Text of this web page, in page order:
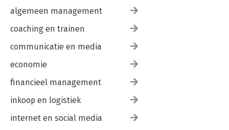
algemeen management
coaching en trainen
communicatie en media
economie
financieel management
inkoop en logistiek
internet en social media